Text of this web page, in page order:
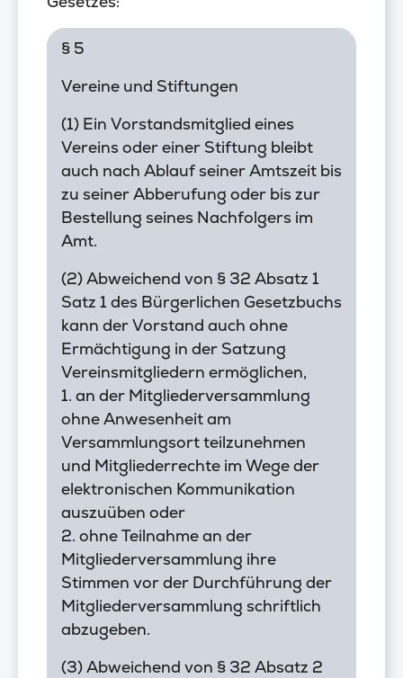
§ 5
Vereine und Stiftungen
(1) Ein Vorstandsmitglied eines
Vereins oder einer Stiftung bleibt
auch nach Ablauf seiner Amtszeit bis
zu seiner Abberufung oder bis zur
Bestellung seines Nachfolgers im
Amt.
(2) Abweichend von § 32 Absatz 1
Satz 1 des Bürgerlichen Gesetzbuchs
kann der Vorstand auch ohne
Ermächtigung in der Satzung
Vereinsmitgliedern ermöglichen,
1. an der Mitgliederversammlung
ohne Anwesenheit am
Versammlungsort teilzunehmen
und Mitgliederrechte im Wege der
elektronischen Kommunikation
auszuüben oder
2. ohne Teilnahme an der
Mitgliederversammlung ihre
Stimmen vor der Durchführung der
Mitgliederversammlung schriftlich
abzugeben.
(3) Abweichend von § 32 Absatz 2